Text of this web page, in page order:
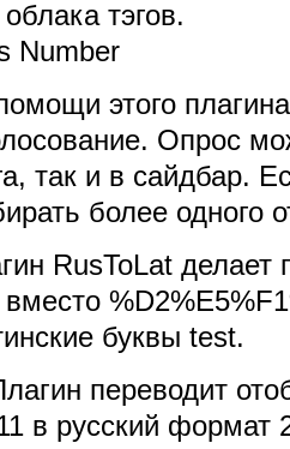
тэгов.
Number
этого
Опрос
так и в сайдбар.
более одного
RusToLat делает
буквы test.
переводит
в русский формат